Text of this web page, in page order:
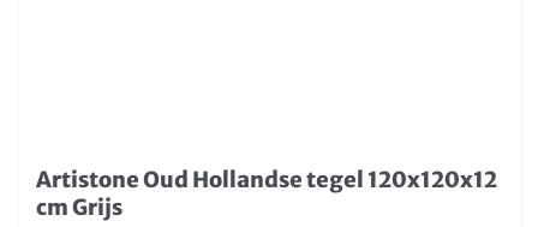
Artistone Oud Hollandse tegel 120x120x12
cm Grijs